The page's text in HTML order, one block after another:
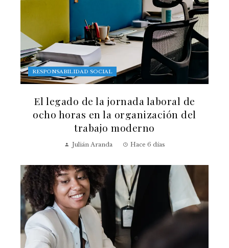
RESPONSABILIDAD SOCIAL
El legado de la jornada laboral de
ocho horas en la organización del
trabajo moderno
Julián Aranda Hace 6 días